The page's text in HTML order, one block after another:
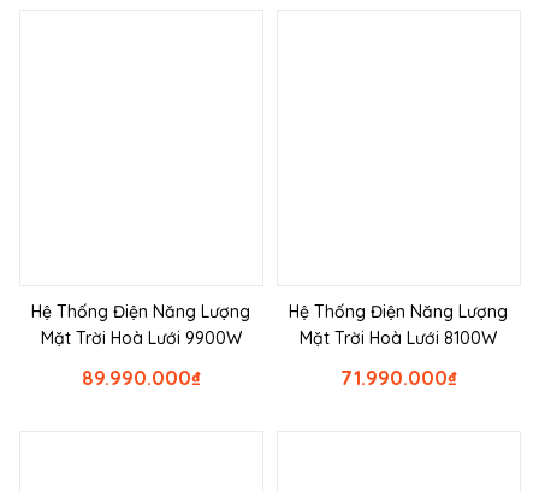
Hệ Thống Điện Năng Lượng
Mặt Trời Hoà Lưới 9900W
₫
89.990.000
Hệ Thống Điện Năng Lượng
Mặt Trời Hoà Lưới 8100W
₫
71.990.000